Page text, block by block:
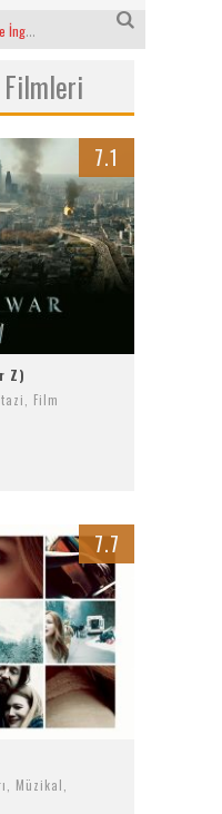
Filmlabs.co ile İngilizce Altyazılı Film İzle
Bayanların Sohbet Numaralarını Nereden Bulurum
2017 Filmleri FullHDFilmin.com
Kriptoya yeni katılacaklara Bitget’te başlamak için 6 sebep!
7.1
Z)
Film
7.7
Müzikal